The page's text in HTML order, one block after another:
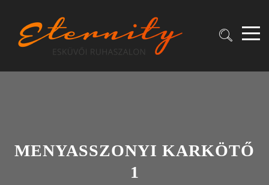
MENYASSZONYI KARKÖTŐ
1